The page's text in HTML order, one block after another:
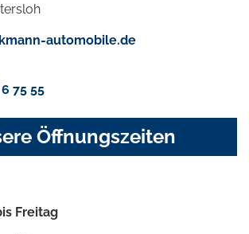
automobile.de
75 55
Öffnungszeiten
Freitag